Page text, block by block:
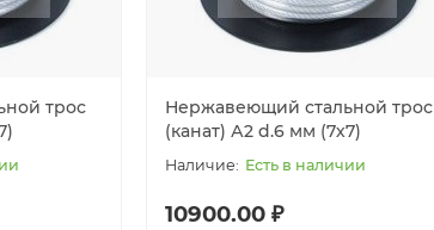
трос
Нержавеющий стальной трос
(канат) А2 d.6 мм (7х7)
Есть в наличии
10900.00 ₽